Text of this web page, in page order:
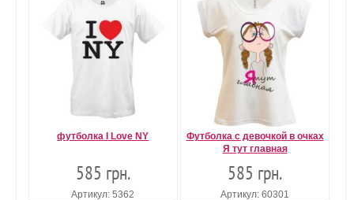
футболка I Love NY
585 грн.
Артикул: 5362
Футболка с девочкой в очках
Я тут главная
585 грн.
Артикул: 60301